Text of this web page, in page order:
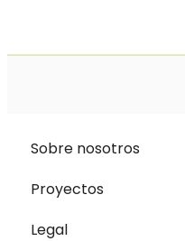
Sobre nosotros
Proyectos
Legal